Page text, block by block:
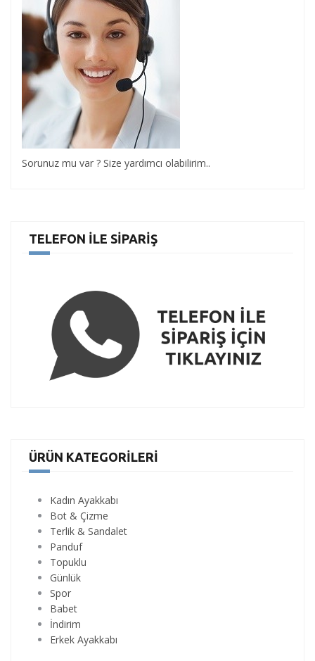
Sorunuz mu var ? Size yardımcı olabilirim..
TELEFON İLE SIPARIŞ
ÜRÜN KATEGORILERI
Kadın Ayakkabı
Bot & Çizme
Terlik & Sandalet
Panduf
Topuklu
Günlük
Spor
Babet
İndirim
Erkek Ayakkabı